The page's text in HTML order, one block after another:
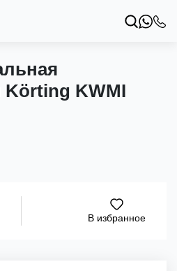
Körting KWMI
В избранное